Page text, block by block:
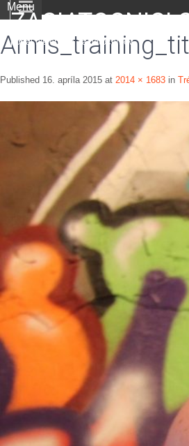
portál nielen pre začiatočníkov
Menu
Published 16. apríla 2015 at 2014 × 1683 in